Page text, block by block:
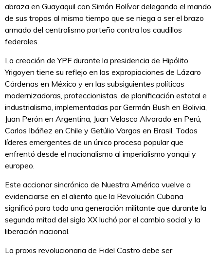
abraza en Guayaquil con Simón Bolívar delegando el mando
de sus tropas al mismo tiempo que se niega a ser el brazo
armado del centralismo porteño contra los caudillos
federales.
La creación de YPF durante la presidencia de Hipólito
Yrigoyen tiene su reflejo en las expropiaciones de Lázaro
Cárdenas en México y en las subsiguientes políticas
modernizadoras, proteccionistas, de planificación estatal e
industrialismo, implementadas por Germán Bush en Bolivia,
Juan Perón en Argentina, Juan Velasco Alvarado en Perú,
Carlos Ibáñez en Chile y Getúlio Vargas en Brasil. Todos
líderes emergentes de un único proceso popular que
enfrentó desde el nacionalismo al imperialismo yanqui y
europeo.
Este accionar sincrónico de Nuestra América vuelve a
evidenciarse en el aliento que la Revolución Cubana
significó para toda una generación militante que durante la
segunda mitad del siglo XX luchó por el cambio social y la
liberación nacional.
La praxis revolucionaria de Fidel Castro debe ser